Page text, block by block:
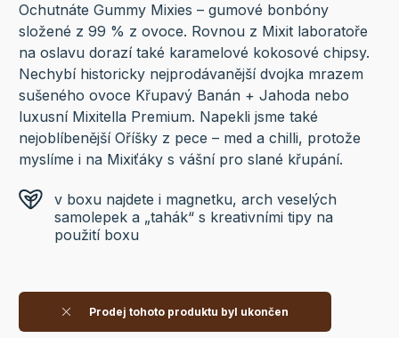
Ochutnáte Gummy Mixies – gumové bonbóny
složené z 99 % z ovoce. Rovnou z Mixit laboratoře
na oslavu dorazí také karamelové kokosové chipsy.
Nechybí historicky nejprodávanější dvojka mrazem
sušeného ovoce Křupavý Banán + Jahoda nebo
luxusní Mixitella Premium. Napekli jsme také
nejoblíbenější Oříšky z pece – med a chilli, protože
myslíme i na Mixiťáky s vášní pro slané křupání.
v boxu najdete i magnetku, arch veselých
samolepek a „tahák“ s kreativními tipy na
použití boxu
Prodej tohoto produktu byl ukončen